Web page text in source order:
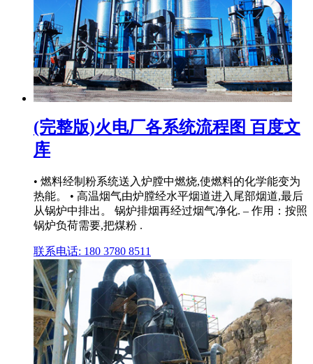
(完整版)火电厂各系统流程图 百度文
库
• 燃料经制粉系统送入炉膛中燃烧,使燃料的化学能变为
热能。 • 高温烟气由炉膛经水平烟道进入尾部烟道,最后
从锅炉中排出。 锅炉排烟再经过烟气净化. – 作用：按照
锅炉负荷需要,把煤粉 .
联系电话: 180 3780 8511